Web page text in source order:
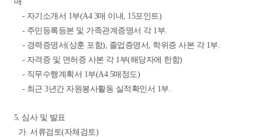
- 자기소개서 1부(A4 3매 이내, 15포인트)
- 주민등록등본 및 가족관계증명서 각 1부.
- 경력증명서(상훈 포함), 졸업증명서, 학위증 사본 각 1부.
- 자격증 및 면허증 사본 각 1부(해당자에 한함)
- 직무수행계획서 1부(A4 5매정도)
- 최근 3년간 자원봉사활동 실적확인서 1부.
5. 심사 및 발표
가. 서류검토(자체검토)